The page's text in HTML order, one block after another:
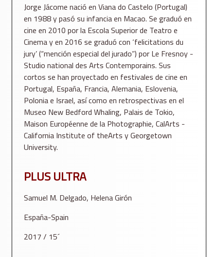
Jorge Jácome nació en Viana do Castelo (Portugal)
en 1988 y pasó su infancia en Macao. Se graduó en
cine en 2010 por la Escola Superior de Teatro e
Cinema y en 2016 se graduó con ‘felicitations du
jury’ (“mención especial del jurado”) por Le Fresnoy -
Studio national des Arts Contemporains. Sus
cortos se han proyectado en festivales de cine en
Portugal, España, Francia, Alemania, Eslovenia,
Polonia e Israel, así como en retrospectivas en el
Museo New Bedford Whaling, Palais de Tokio,
Maison Européenne de la Photographie, CalArts -
California Institute of theArts y Georgetown
University.
PLUS ULTRA
Samuel M. Delgado, Helena Girón
España-Spain
2017 / 15´